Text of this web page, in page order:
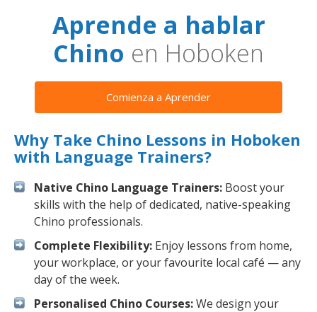
Aprende a hablar
Chino en Hoboken
Comienza a Aprender
Why Take Chino Lessons in Hoboken
with Language Trainers?
Native Chino Language Trainers: Boost your
skills with the help of dedicated, native-speaking
Chino professionals.
Complete Flexibility: Enjoy lessons from home,
your workplace, or your favourite local café — any
day of the week.
Personalised Chino Courses:We design your